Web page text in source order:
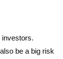
investors.
be a big risk